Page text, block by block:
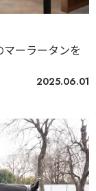
マーラータンを
2025.06.01